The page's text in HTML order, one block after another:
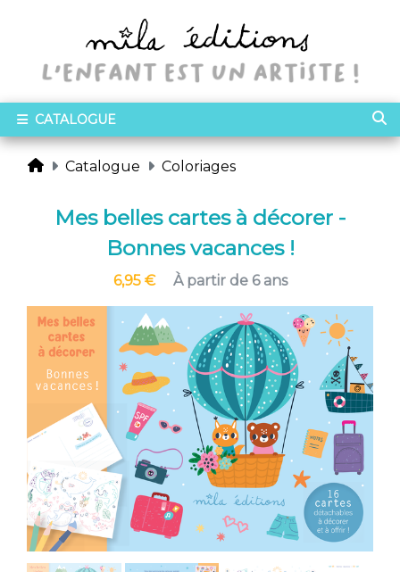
CATALOGUE
Catalogue Coloriages
Mes belles cartes à décorer -
Bonnes vacances !
6,95 € À partir de 6 ans